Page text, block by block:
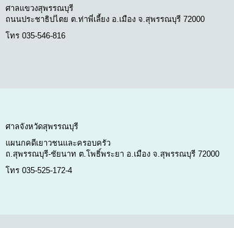
ศาลแขวงสุพรรณบุรี
ถนนประชาธิปไตย ต.ท่าพี่เลี้ยง อ.เมือง จ.สุพรรณบุรี 72000
โทร 035-546-816
ศาลจังหวัดสุพรรณบุรี
แผนกคดีเยาวชนและครอบครัว
ถ.สุพรรณบุรี-ชัยนาท ต.โพธิ์พระยา อ.เมือง จ.สุพรรณบุรี 72000
โทร 035-525-172-4